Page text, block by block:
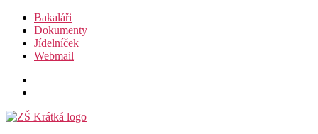
Bakaláři
Dokumenty
Jídelníček
Webmail